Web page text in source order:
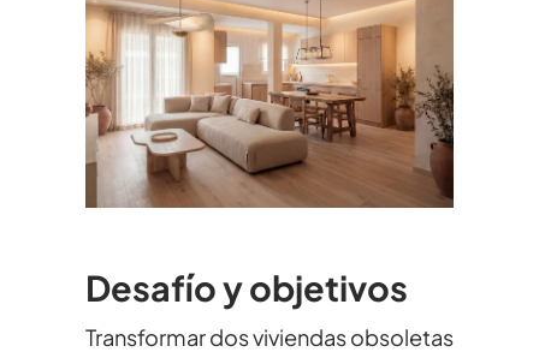
Desafío y objetivos
Transformar dos viviendas obsoletas